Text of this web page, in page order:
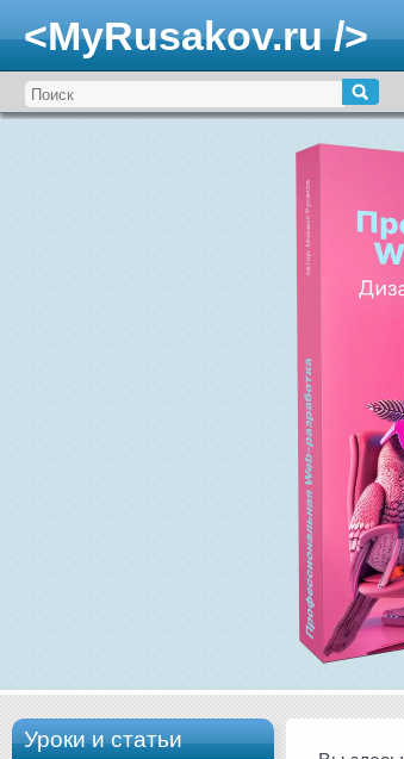
<MyRusakov.ru />
Уроки и статьи